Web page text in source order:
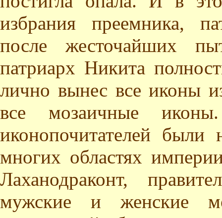
избрания преемника,
после жесточайших
патриарх Никита
лично вынес все иконы
все мозаичные
иконопочитателей
многих областях
Лаханодраконт,
мужские и женские